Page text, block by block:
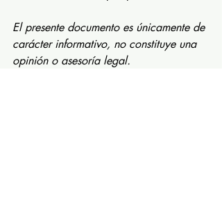
El presente documento es únicamente de
carácter informativo, no constituye una
opinión o asesoría legal.